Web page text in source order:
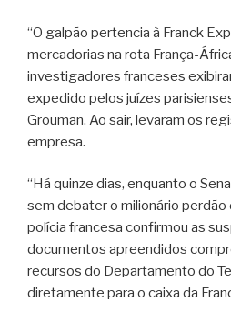
“O galpão pertencia à Franck
mercadorias na rota França-
investigadores franceses
expedido pelos juízes
Grouman. Ao sair, levaram os
empresa.
“Há quinze dias, enquanto o
sem debater o milionário perdão
polícia francesa confirmou as
documentos apreendidos
recursos do Departamento do
diretamente para o caixa da